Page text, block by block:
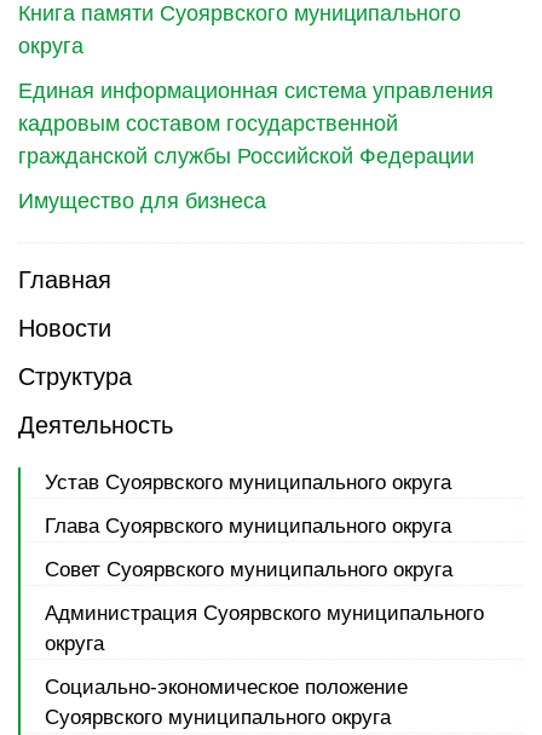
Книга памяти Суоярвского муниципального
округа
Единая информационная система управления
кадровым составом государственной
гражданской службы Российской Федерации
Имущество для бизнеса
Главная
Новости
Структура
Деятельность
Устав Суоярвского муниципального округа
Глава Суоярвского муниципального округа
Совет Суоярвского муниципального округа
Администрация Суоярвского муниципального
округа
Социально-экономическое положение
Суоярвского муниципального округа